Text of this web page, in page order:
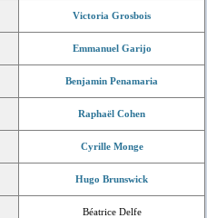
Victoria Grosbois
Emmanuel Garijo
Benjamin Penamaria
Raphaël Cohen
Cyrille Monge
Hugo Brunswick
Béatrice Delfe